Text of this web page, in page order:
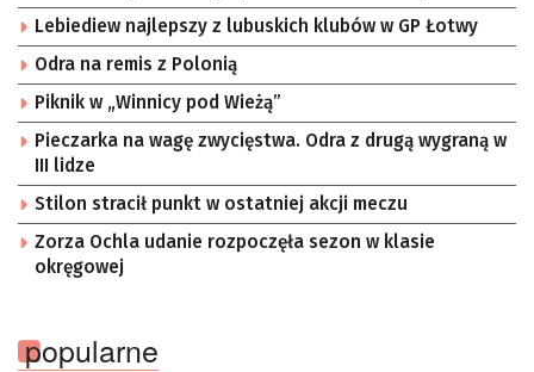
Lebiediew najlepszy z lubuskich klubów w GP Łotwy
Odra na remis z Polonią
Piknik w „Winnicy pod Wieżą”
Pieczarka na wagę zwycięstwa. Odra z drugą wygraną w
III lidze
Stilon stracił punkt w ostatniej akcji meczu
Zorza Ochla udanie rozpoczęła sezon w klasie
okręgowej
popularne